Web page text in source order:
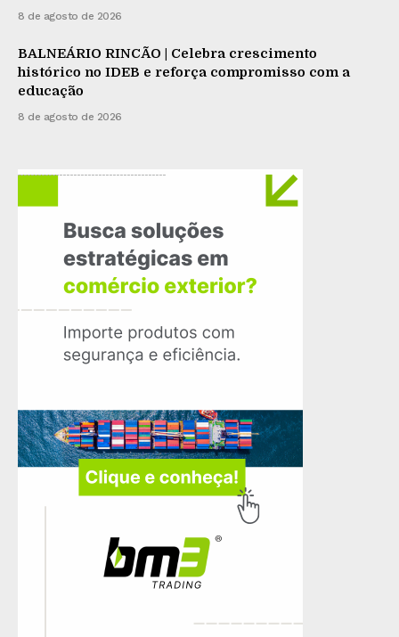
8 de agosto de 2026
BALNEÁRIO RINCÃO | Celebra crescimento
histórico no IDEB e reforça compromisso com a
educação
8 de agosto de 2026